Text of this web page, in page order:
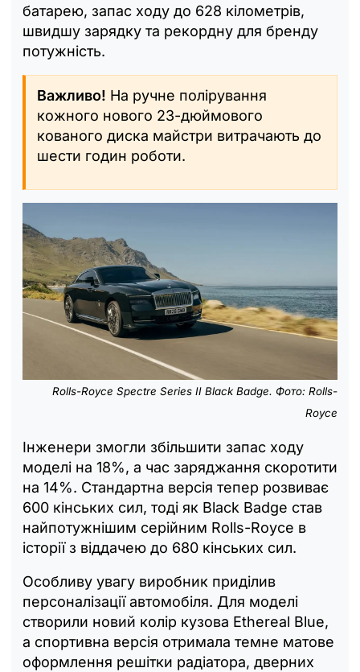
батарею, запас ходу до 628 кілометрів,
швидшу зарядку та рекордну для бренду
потужність.
Важливо! На ручне полірування
кожного нового 23-дюймового
кованого диска майстри витрачають до
шести годин роботи.
Rolls-Royce Spectre Series II Black Badge. Фото: Rolls-
Royce
Інженери змогли збільшити запас ходу
моделі на 18%, а час заряджання скоротити
на 14%. Стандартна версія тепер розвиває
600 кінських сил, тоді як Black Badge став
найпотужнішим серійним Rolls-Royce в
історії з віддачею до 680 кінських сил.
Особливу увагу виробник приділив
персоналізації автомобіля. Для моделі
створили новий колір кузова Ethereal Blue,
а спортивна версія отримала темне матове
оформлення решітки радіатора, дверних